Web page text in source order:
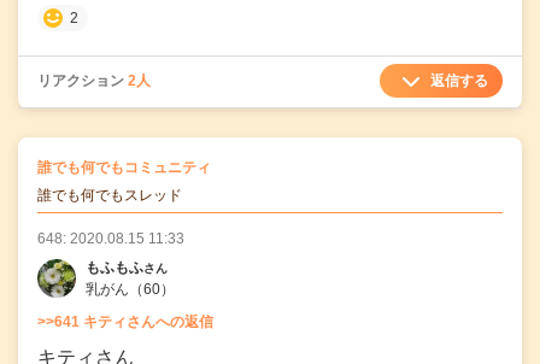
2
リアクション 2人 返信する
誰でも何でもコミュニティ
誰でも何でもスレッド
648: 2020.08.15 11:33
もふもふさん
乳がん （60）
>>641 キティさんへの返信
キティさん